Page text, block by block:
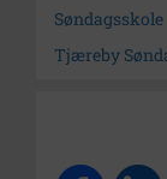
Søndagsskole
Tjæreby